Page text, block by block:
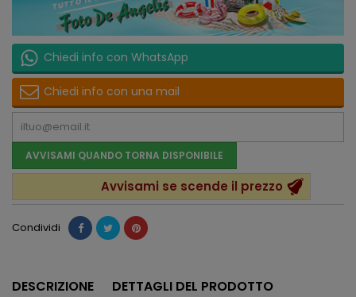
Chiedi info con WhatsApp
Chiedi info con una mail
AVVISAMI QUANDO TORNA DISPONIBILE
Avvisami se scende il prezzo
Condividi
DESCRIZIONE DETTAGLI DEL PRODOTTO